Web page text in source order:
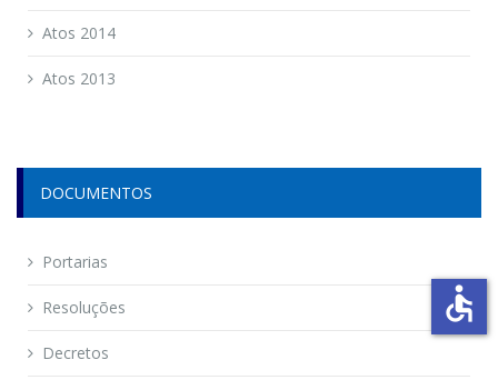
Atos 2014
Atos 2013
DOCUMENTOS
Portarias
Resoluções
Decretos
accessible